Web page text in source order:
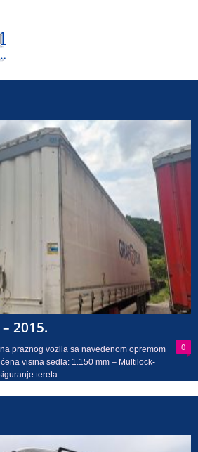
2015.
0
praznog vozila sa navedenom opremom
visina sedla: 1.150 mm – Multilock-
tereta...